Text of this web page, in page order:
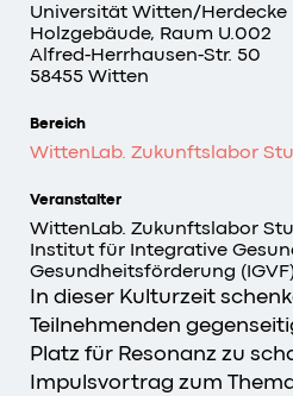
Universität Witten/Herdecke
Holzgebäude, Raum U.002
Alfred-Herrhausen-Str. 50
58455 Witten
Bereich
WittenLab. Zukunftslabor
Veranstalter
WittenLab. Zukunftslabor
Institut für Integrative
Gesundheitsförderung
In dieser Kulturzeit
Teilnehmenden
Platz für Resonanz zu
Impulsvortrag zum